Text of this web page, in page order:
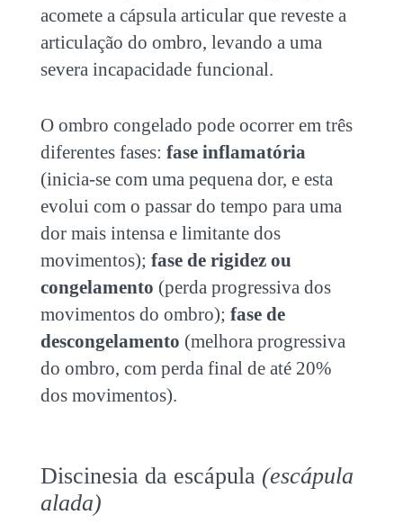
acomete a cápsula articular que reveste a
articulação do ombro, levando a uma
severa incapacidade funcional.
O ombro congelado pode ocorrer em três
diferentes fases: fase inflamatória
(inicia-se com uma pequena dor, e esta
evolui com o passar do tempo para uma
dor mais intensa e limitante dos
movimentos); fase de rigidez ou
congelamento (perda progressiva dos
movimentos do ombro); fase de
descongelamento (melhora progressiva
do ombro, com perda final de até 20%
dos movimentos).
Discinesia da escápula (escápula
alada)